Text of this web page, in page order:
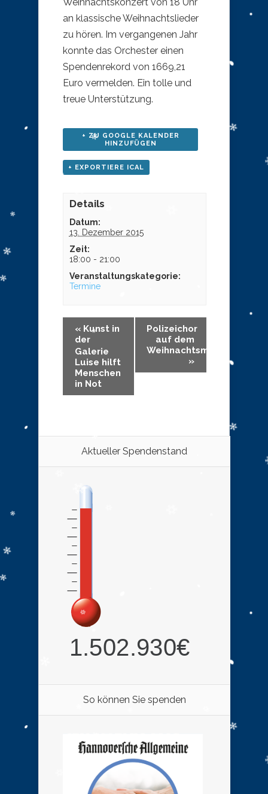
an klassische Weihnachtslieder
zu hören. Im vergangenen Jahr
konnte das Orchester einen
Spendenrekord von 1669,21
Euro vermelden. Ein tolle und
treue Unterstützung.
+ ZU GOOGLE KALENDER
HINZUFÜGEN
+ EXPORTIERE ICAL
Details
Datum:
13. Dezember 2015
Zeit:
18:00 - 21:00
Veranstaltungskategorie:
Termine
« Kunst in
der
Galerie
Luise hilft
Menschen
in Not
Polizeichor
auf dem
Weihnachtsmarkt
»
Aktueller Spendenstand
So können Sie spenden